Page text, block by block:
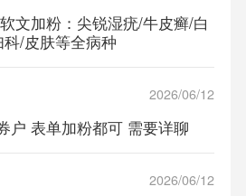
文加粉：尖锐湿疣/牛皮癣/白
/皮肤等全病种
2026/06/12
户 表单加粉都可 需要详聊
2026/06/12